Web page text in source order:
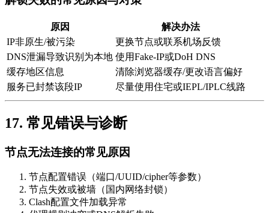
原因
解决办法
IP非原生/被污染
更换节点或联系机场反馈
DNS泄漏导致识别为本地 使用Fake-IP或DoH DNS
缓存地区信息
清除浏览器缓存/更改语言偏好
服务已封禁该段IP
尽量使用住宅或IEPL/IPLC线路
17. 常见错误与诊断
节点无法连接的常见原因
节点配置错误（端口/UUID/cipher等参数）
节点失效或被墙（国内网络封锁）
Clash配置文件加载异常